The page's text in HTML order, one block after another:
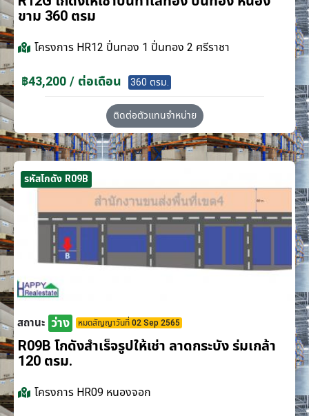
ขาม 360 ตรม
โครงการ HR12 ปิ่นทอง 1 ปิ่นทอง 2 ศรีราชา
฿43,200 / ต่อเดือน 360 ตรม.
ติดต่อตัวแทนจำหน่าย
รหัสโกดัง R09B
สถานะ ว่าง หมดสัญญาวันที่ 02 Sep 2565
R09B โกดังสำเร็จรูปให้เช่า ลาดกระบัง​ ร่มเกล้า
120 ตรม.
โครงการ HR09 หนองจอก